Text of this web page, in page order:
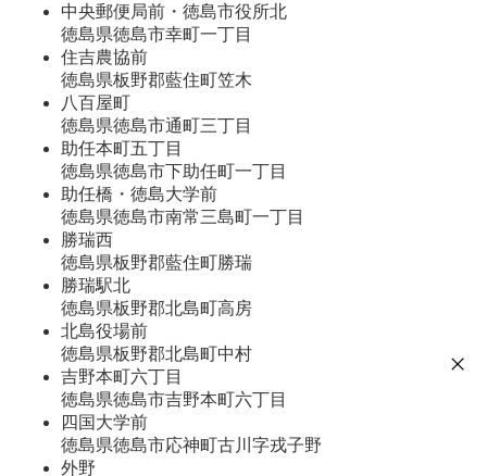
中央郵便局前・徳島市役所北
徳島県徳島市幸町一丁目
住吉農協前
徳島県板野郡藍住町笠木
八百屋町
徳島県徳島市通町三丁目
助任本町五丁目
徳島県徳島市下助任町一丁目
助任橋・徳島大学前
徳島県徳島市南常三島町一丁目
勝瑞西
徳島県板野郡藍住町勝瑞
勝瑞駅北
徳島県板野郡北島町高房
北島役場前
徳島県板野郡北島町中村
吉野本町六丁目
徳島県徳島市吉野本町六丁目
四国大学前
徳島県徳島市応神町古川字戎子野
外野